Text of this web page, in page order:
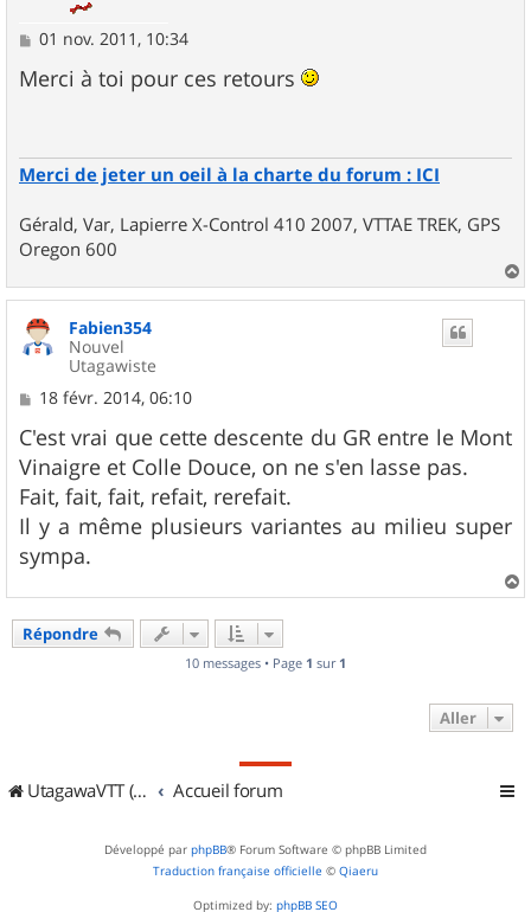
M
s
s
01 nov. 2011, 10:34
Merci à toi pour ces retours
Merci de jeter un oeil à la charte du forum : ICI
Gérald, Var, Lapierre X-Control 410 2007, VTTAE TREK, GPS
Oregon 600
a
Fabien354
Nouvel
Utagawiste
M
s
s
a
g
e
18 févr. 2014, 06:10
C'est vrai que cette descente du GR entre le Mont
Vinaigre et Colle Douce, on ne s'en lasse pas.
Fait, fait, fait, refait, rerefait.
Il y a même plusieurs variantes au milieu super
sympa.
a
Répondre
10 messages • Page 1 sur 1
Aller
UtagawaVTT (Randos VTT et VTTAE avec traces GPS) Accueil forum
Développé par phpBB® Forum Software © phpBB Limited
Traduction française officielle © Qiaeru
Optimized by: phpBB SEO